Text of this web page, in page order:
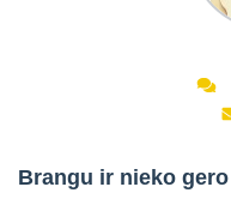
Brangu ir nieko gero